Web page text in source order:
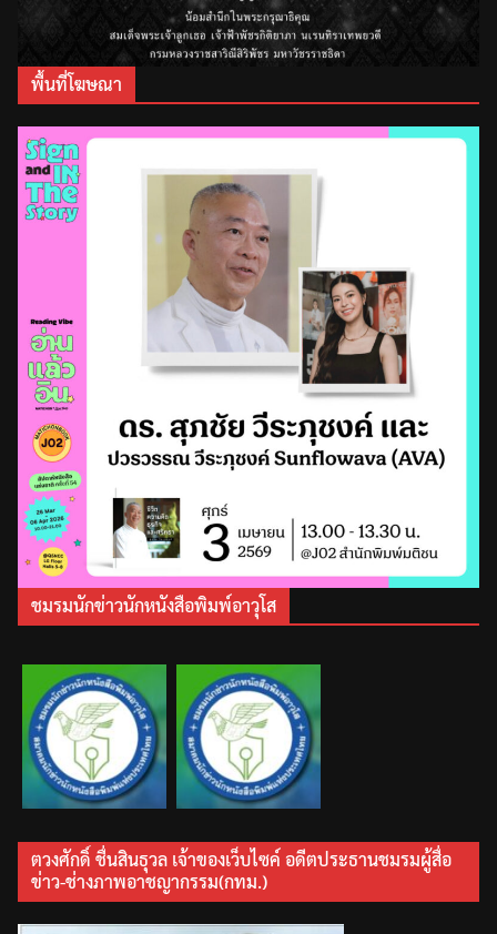
พื้นที่โฆษณา
ชมรมนักข่าวนักหนังสือพิมพ์อาวุโส
ตวงศักดิ์ ชื่นสินธุวล เจ้าของเว็บไซค์ อดีตประธานชมรมผู้สื่อ
ข่าว-ช่างภาพอาชญากรรม(กทม.)